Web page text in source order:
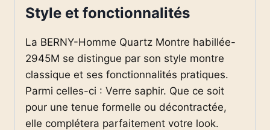
Style et fonctionnalités
La BERNY-Homme Quartz Montre habillée-
2945M se distingue par son style montre
classique et ses fonctionnalités pratiques.
Parmi celles-ci : Verre saphir. Que ce soit
pour une tenue formelle ou décontractée,
elle complétera parfaitement votre look.